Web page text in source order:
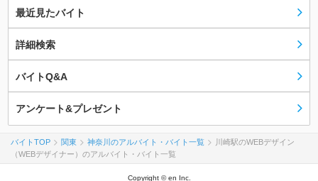
最近見たバイト
詳細検索
バイトQ&A
アンケート&プレゼント
バイトTOP 関東 神奈川のアルバイト・バイト一覧
川崎駅のWEBデザイン
（WEBデザイナー）のアルバイト・バイト一覧
Copyright © en Inc.